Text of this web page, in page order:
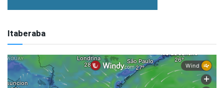
Itaberaba